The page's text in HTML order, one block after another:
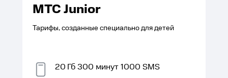
МТС Junior
Тарифы, созданные специально для детей
20 Гб300 минут1000 SMS